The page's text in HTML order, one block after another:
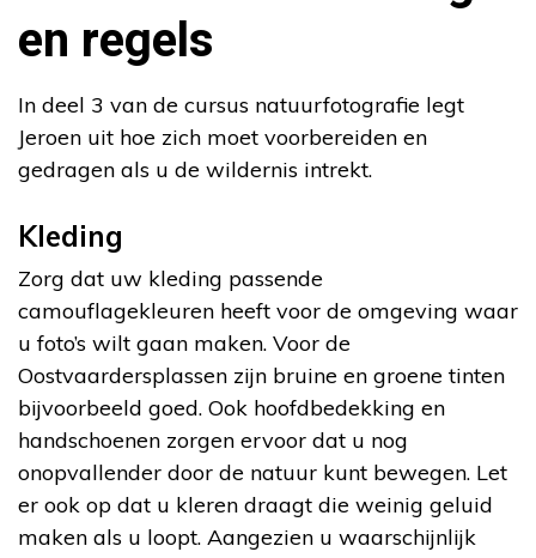
en regels
In deel 3 van de cursus natuurfotografie legt
Jeroen uit hoe zich moet voorbereiden en
gedragen als u de wildernis intrekt.
Kleding
Zorg dat uw kleding passende
camouflagekleuren heeft voor de omgeving waar
u foto’s wilt gaan maken. Voor de
Oostvaardersplassen zijn bruine en groene tinten
bijvoorbeeld goed. Ook hoofdbedekking en
handschoenen zorgen ervoor dat u nog
onopvallender door de natuur kunt bewegen. Let
er ook op dat u kleren draagt die weinig geluid
maken als u loopt. Aangezien u waarschijnlijk